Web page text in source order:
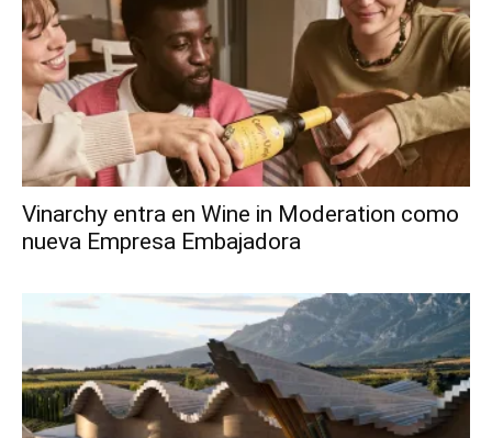
Vinarchy entra en Wine in Moderation como
nueva Empresa Embajadora